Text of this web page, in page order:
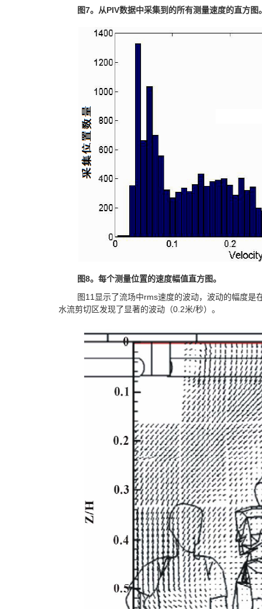
图7。从PIV数据中采集到的所有测量速度的直方图
图8。每个测量位置的速度幅值直方图。
图11显示了流场中rms速度的波动，波动的幅度是
水流剪切区发现了显著的波动（0.2米/秒）。